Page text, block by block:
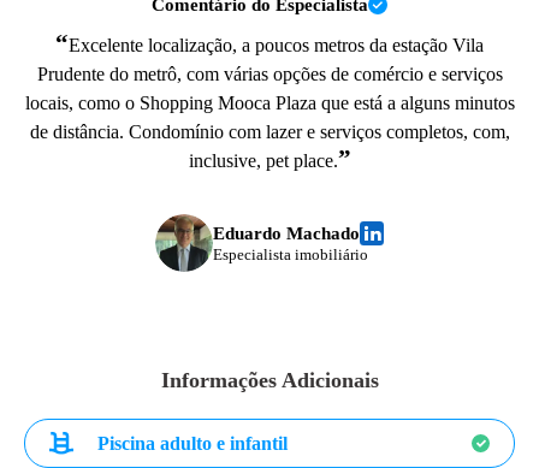
Comentário do Especialista
“Excelente localização, a poucos metros da estação Vila
Prudente do metrô, com várias opções de comércio e serviços
locais, como o Shopping Mooca Plaza que está a alguns minutos
de distância. Condomínio com lazer e serviços completos, com,
inclusive, pet place.”
Eduardo Machado
Especialista imobiliário
Informações Adicionais
Piscina adulto e infantil